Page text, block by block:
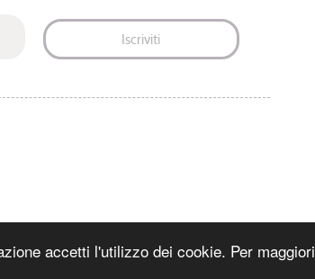
accetti l'utilizzo dei cookie. Per maggiori